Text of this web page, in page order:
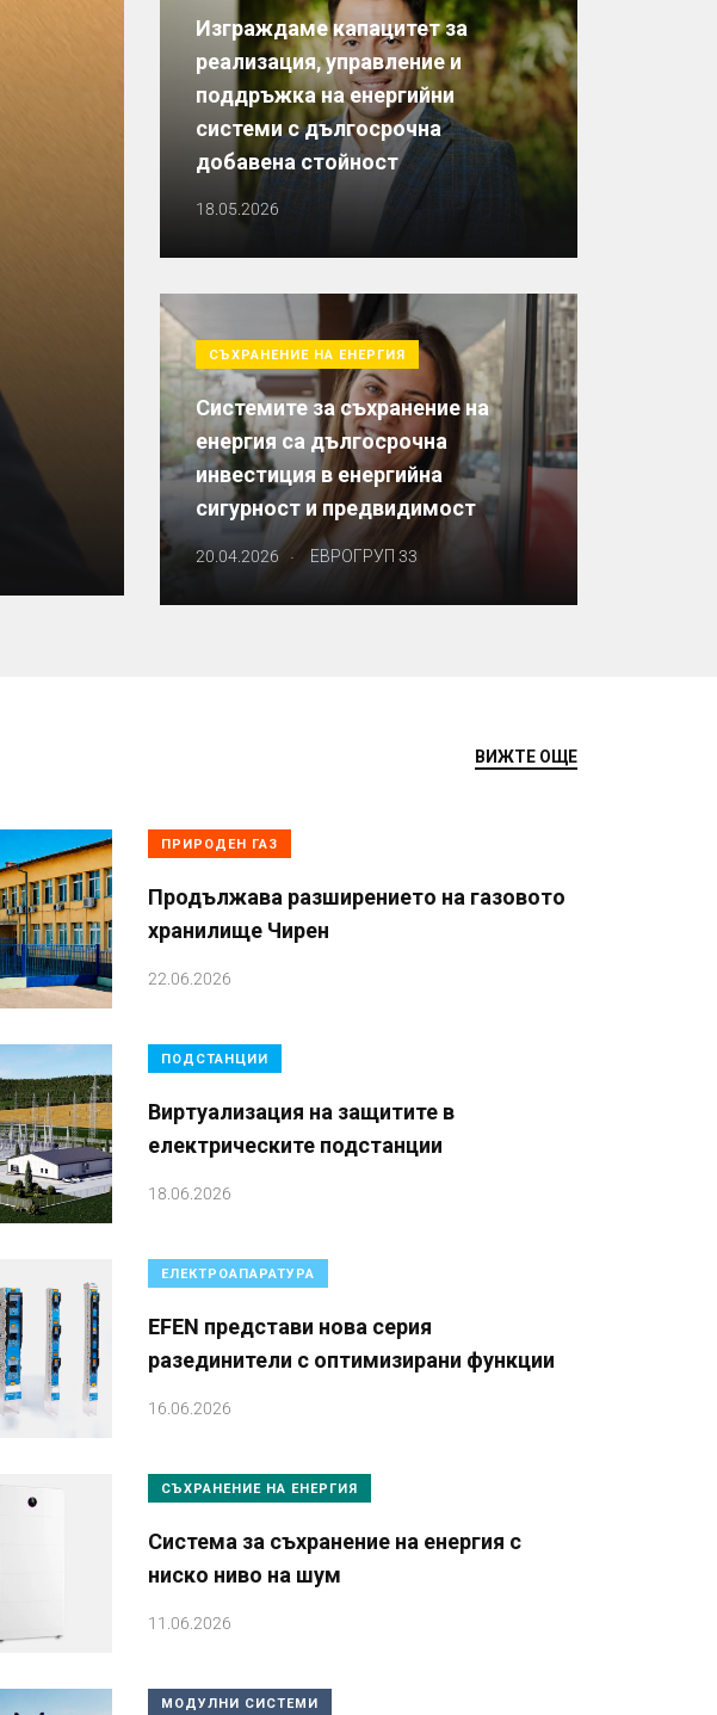
Изграждаме капацитет за
реализация, управление и
поддръжка на енергийни
системи с дългосрочна
добавена стойност
18.05.2026
СЪХРАНЕНИЕ НА ЕНЕРГИЯ
Системите за съхранение на
енергия са дългосрочна
инвестиция в енергийна
сигурност и предвидимост
20.04.2026 ЕВРОГРУП 33
ВИЖТЕ ОЩЕ
ПРИРОДЕН ГАЗ
Продължава разширението на газовото
хранилище Чирен
22.06.2026
ПОДСТАНЦИИ
Виртуализация на защитите в
електрическите подстанции
18.06.2026
ЕЛЕКТРОАПАРАТУРА
EFEN представи нова серия
разединители с оптимизирани функции
16.06.2026
СЪХРАНЕНИЕ НА ЕНЕРГИЯ
Система за съхранение на енергия с
ниско ниво на шум
11.06.2026
МОДУЛНИ СИСТЕМИ